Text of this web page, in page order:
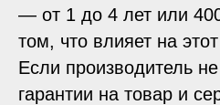
— от 1 до 4 лет или
том, что влияет на
Если производитель
гарантии на товар и